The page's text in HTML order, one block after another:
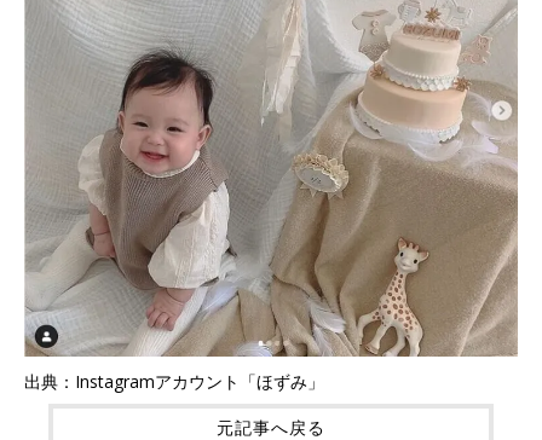
出典：Instagramアカウント「ほずみ」
元記事へ戻る